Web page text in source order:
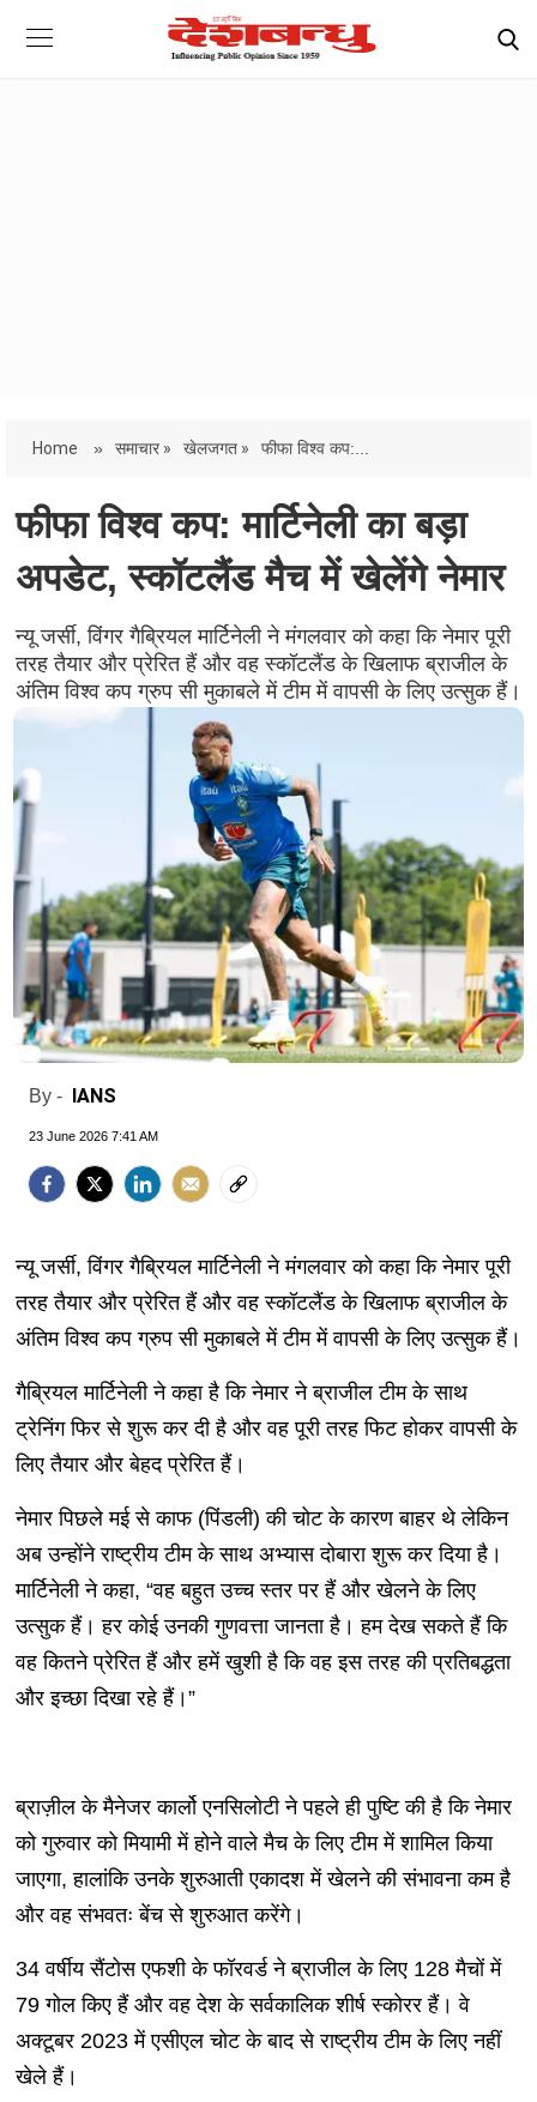
Home » समाचार » खेलजगत » फीफा विश्व कप:...
फीफा विश्व कप: मार्टिनेली का बड़ा
अपडेट, स्कॉटलैंड मैच में खेलेंगे नेमार
न्यू जर्सी, विंगर गैब्रियल मार्टिनेली ने मंगलवार को कहा कि नेमार पूरी
तरह तैयार और प्रेरित हैं और वह स्कॉटलैंड के खिलाफ ब्राजील के
अंतिम विश्व कप ग्रुप सी मुकाबले में टीम में वापसी के लिए उत्सुक हैं।
By - IANS
23 June 2026 7:41 AM
न्यू जर्सी, विंगर गैब्रियल मार्टिनेली ने मंगलवार को कहा कि नेमार पूरी
तरह तैयार और प्रेरित हैं और वह स्कॉटलैंड के खिलाफ ब्राजील के
अंतिम विश्व कप ग्रुप सी मुकाबले में टीम में वापसी के लिए उत्सुक हैं।
गैब्रियल मार्टिनेली ने कहा है कि नेमार ने ब्राजील टीम के साथ
ट्रेनिंग फिर से शुरू कर दी है और वह पूरी तरह फिट होकर वापसी के
लिए तैयार और बेहद प्रेरित हैं।
नेमार पिछले मई से काफ (पिंडली) की चोट के कारण बाहर थे लेकिन
अब उन्होंने राष्ट्रीय टीम के साथ अभ्यास दोबारा शुरू कर दिया है।
मार्टिनेली ने कहा, “वह बहुत उच्च स्तर पर हैं और खेलने के लिए
उत्सुक हैं। हर कोई उनकी गुणवत्ता जानता है। हम देख सकते हैं कि
वह कितने प्रेरित हैं और हमें खुशी है कि वह इस तरह की प्रतिबद्धता
और इच्छा दिखा रहे हैं।”
ब्राज़ील के मैनेजर कार्लो एनसिलोटी ने पहले ही पुष्टि की है कि नेमार
को गुरुवार को मियामी में होने वाले मैच के लिए टीम में शामिल किया
जाएगा, हालांकि उनके शुरुआती एकादश में खेलने की संभावना कम है
और वह संभवतः बेंच से शुरुआत करेंगे।
34 वर्षीय सैंटोस एफशी के फॉरवर्ड ने ब्राजील के लिए 128 मैचों में
79 गोल किए हैं और वह देश के सर्वकालिक शीर्ष स्कोरर हैं। वे
अक्टूबर 2023 में एसीएल चोट के बाद से राष्ट्रीय टीम के लिए नहीं
खेले हैं।